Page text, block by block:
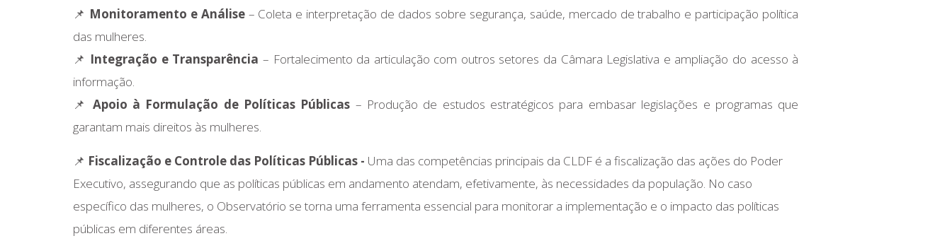
📌 Monitoramento e Análise– Coleta e interpretação de dados sobre segurança, saúde, mercado de trabalho e participação política
das mulheres.
📌 Integração e Transparência – Fortalecimento da articulação com outros setores da Câmara Legislativa e ampliação do acesso à
informação.
📌 Apoio à Formulação de Políticas Públicas – Produção de estudos estratégicos para embasar legislações e programas que
garantam mais direitos às mulheres.
📌 Fiscalização e Controle das Políticas Públicas - Uma das competências principais da CLDF é a fiscalização das ações do Poder
Executivo, assegurando que as políticas públicas em andamento atendam, efetivamente, às necessidades da população. No caso
específico das mulheres, o Observatório se torna uma ferramenta essencial para monitorar a implementação e o impacto das políticas
públicas em diferentes áreas.